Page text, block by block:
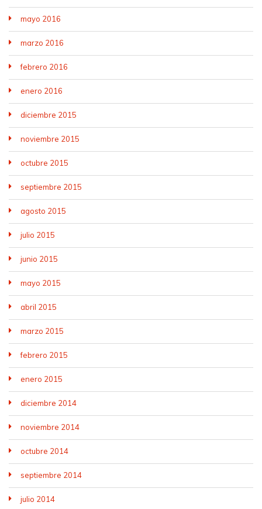
mayo 2016
marzo 2016
febrero 2016
enero 2016
diciembre 2015
noviembre 2015
octubre 2015
septiembre 2015
agosto 2015
julio 2015
junio 2015
mayo 2015
abril 2015
marzo 2015
febrero 2015
enero 2015
diciembre 2014
noviembre 2014
octubre 2014
septiembre 2014
julio 2014